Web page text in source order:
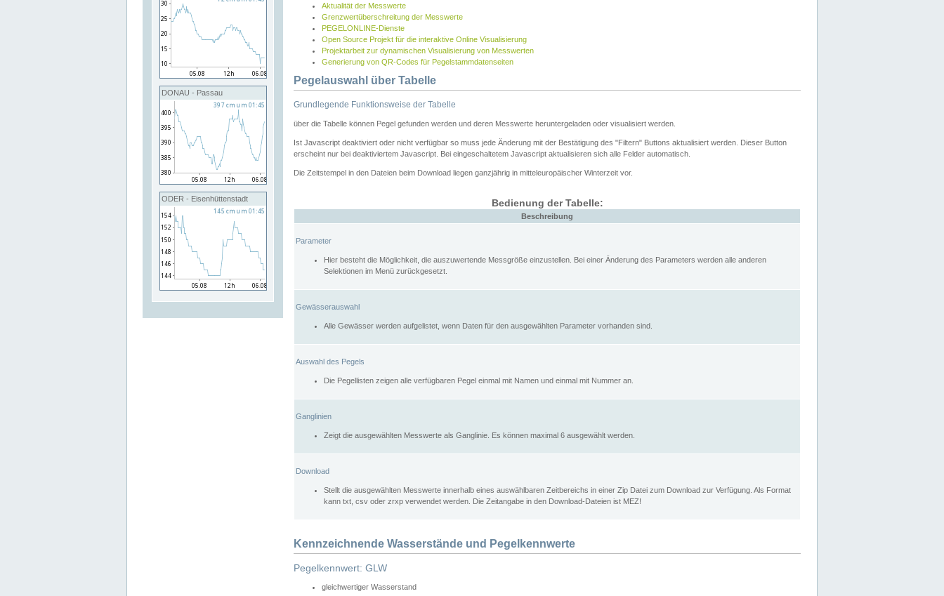
DONAU - Passau
ODER - Eisenhüttenstadt
Aktualität der Messwerte
Grenzwertüberschreitung der Messwerte
PEGELONLINE-Dienste
Open Source Projekt für die interaktive Online Visualisierung
Projektarbeit zur dynamischen Visualisierung von Messwerten
Generierung von QR-Codes für Pegelstammdatenseiten
Pegelauswahl über Tabelle
Grundlegende Funktionsweise der Tabelle
über die Tabelle können Pegel gefunden werden und deren Messwerte heruntergeladen oder visualisiert werden.
Ist Javascript deaktiviert oder nicht verfügbar so muss jede Änderung mit der Bestätigung des "Filtern" Buttons aktualisiert werden. Dieser Button
erscheint nur bei deaktiviertem Javascript. Bei eingeschaltetem Javascript aktualisieren sich alle Felder automatisch.
Die Zeitstempel in den Dateien beim Download liegen ganzjährig in mitteleuropäischer Winterzeit vor.
Bedienung der Tabelle:
Beschreibung
Parameter
Hier besteht die Möglichkeit, die auszuwertende Messgröße einzustellen. Bei einer Änderung des Parameters werden alle anderen
Selektionen im Menü zurückgesetzt.
Gewässerauswahl
Alle Gewässer werden aufgelistet, wenn Daten für den ausgewählten Parameter vorhanden sind.
Auswahl des Pegels
Die Pegellisten zeigen alle verfügbaren Pegel einmal mit Namen und einmal mit Nummer an.
Ganglinien
Zeigt die ausgewählten Messwerte als Ganglinie. Es können maximal 6 ausgewählt werden.
Download
Stellt die ausgewählten Messwerte innerhalb eines auswählbaren Zeitbereichs in einer Zip Datei zum Download zur Verfügung. Als Format
kann txt, csv oder zrxp verwendet werden. Die Zeitangabe in den Download-Dateien ist MEZ!
Kennzeichnende Wasserstände und Pegelkennwerte
Pegelkennwert: GLW
gleichwertiger Wasserstand